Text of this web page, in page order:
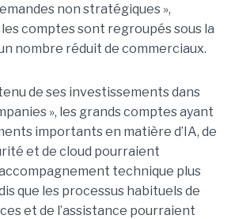
non stratégiques »,
les comptes sont regroupés sous la
nombre réduit de commerciaux.
de ses investissements dans
», les grands comptes ayant
importants en matière d’IA, de
et de cloud pourraient
technique plus
que les processus habituels de
et de l’assistance pourraient